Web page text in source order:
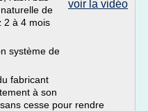
voir la vidéo
de
2 à 4 mois
système de
fabricant
à son
cesse pour rendre